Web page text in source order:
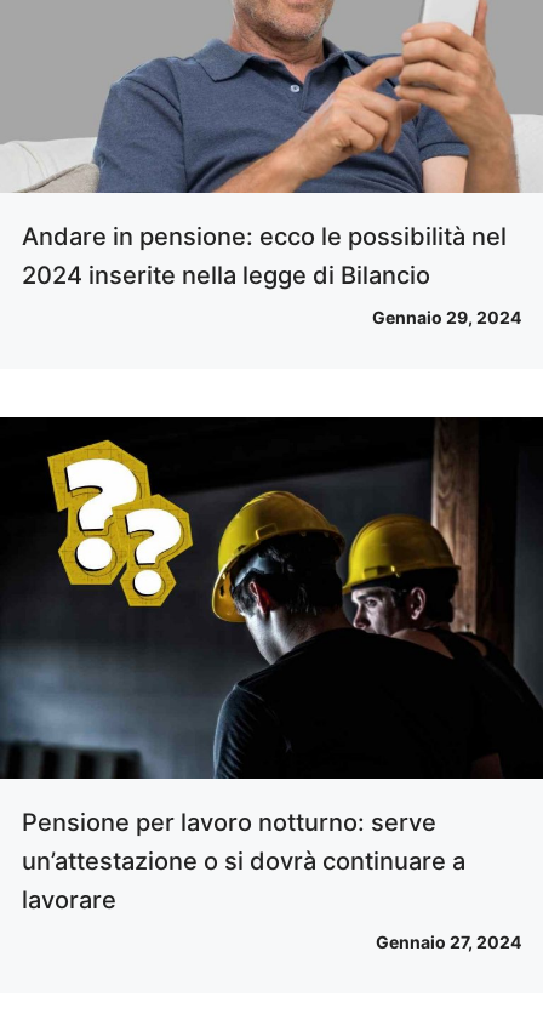
Andare in pensione: ecco le possibilità nel
2024 inserite nella legge di Bilancio
Gennaio 29, 2024
Pensione per lavoro notturno: serve
un’attestazione o si dovrà continuare a
lavorare
Gennaio 27, 2024